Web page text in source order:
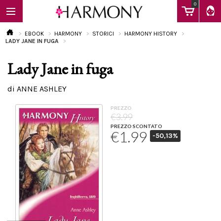
0
EBOOK
Calendario
EBOOK HARMONY STORICI
HARMONY HISTORY
LADY JANE IN FUGA
Lady Jane in fuga
di ANNE ASHLEY
PREZZO
€3.99
PREZZO SCONTATO
€1.99 -50,13%